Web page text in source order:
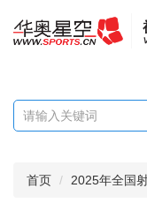
首页 2025年全国